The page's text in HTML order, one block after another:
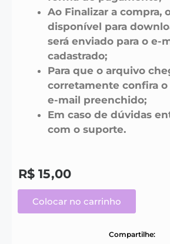
Ao Finalizar a compra,
disponível para
será enviado para o e-
cadastrado;
Para que o arquivo
corretamente confira
e-mail preenchido;
Em caso de dúvidas
com o suporte.
R$ 15,00
Colocar no carrinho
Compartilhe: